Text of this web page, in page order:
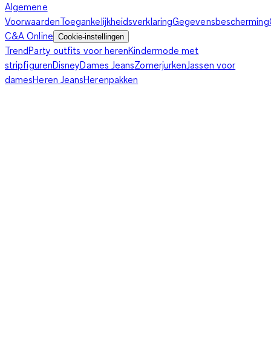
Algemene
VoorwaardenToegankelijkheidsverklaringGegevensbescherming
C&A Online Cookie-instellingen
TrendParty outfits voor herenKindermode met
stripfigurenDisneyDames JeansZomerjurkenJassen voor
damesHeren JeansHerenpakken